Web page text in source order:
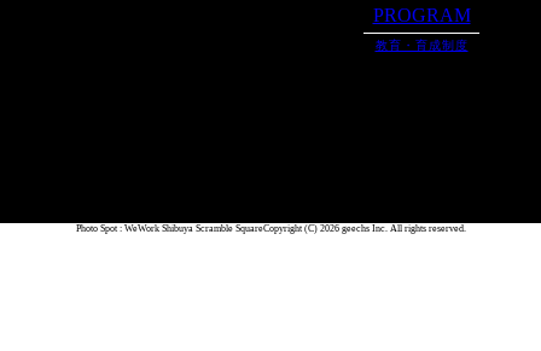
PROGRAM
教育・育成制度
Photo Spot : WeWork Shibuya Scramble SquareCopyright (C) 2026 geechs Inc. All rights reserved.